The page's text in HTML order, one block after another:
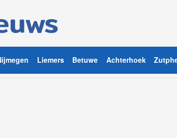
Liemers Betuwe Achterhoek